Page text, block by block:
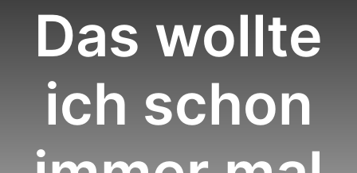
Das wollte
ich schon